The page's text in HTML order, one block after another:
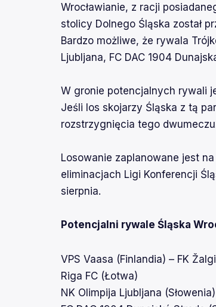
Wrocławianie, z racji
stolicy Dolnego Śląska został
Bardzo możliwe, że rywala
Ljubljana, FC DAC 1904
W gronie potencjalnych rywali
Jeśli los skojarzy Śląska z tą
rozstrzygnięcia tego
Losowanie zaplanowane jest
eliminacjach Ligi Konferencji
sierpnia.
Potencjalni rywale Śląska
VPS Vaasa (Finlandia) – FK
Riga FC (Łotwa)
NK Olimpija Ljubljana (Słowenia)